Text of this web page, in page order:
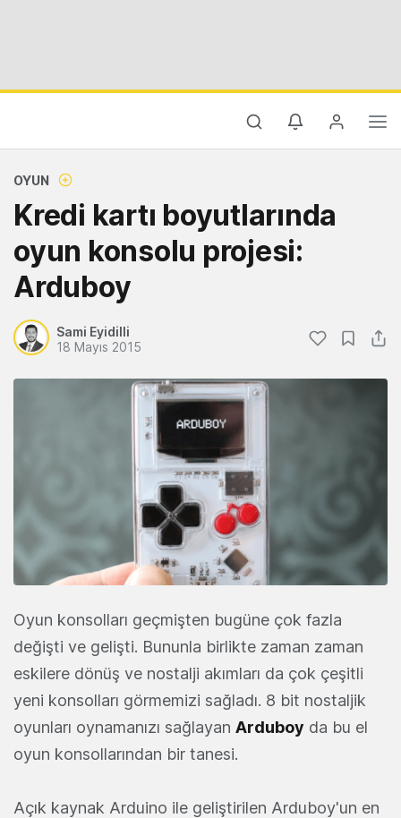
OYUN
Kredi kartı boyutlarında
oyun konsolu projesi:
Arduboy
Sami Eyidilli
18 Mayıs 2015
Oyun konsolları geçmişten bugüne çok fazla
değişti ve gelişti. Bununla birlikte zaman zaman
eskilere dönüş ve nostalji akımları da çok çeşitli
yeni konsolları görmemizi sağladı. 8 bit nostaljik
oyunları oynamanızı sağlayan Arduboy da bu el
oyun konsollarından bir tanesi.
Açık kaynak Arduino ile geliştirilen Arduboy'un en